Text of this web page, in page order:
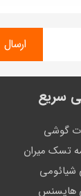
ارسال
سریع
گوشی
تسک میران
هایسنس